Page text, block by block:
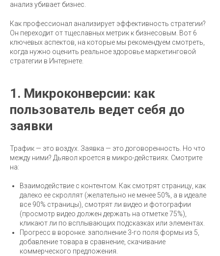
анализ убивает бизнес.
Как профессионал анализирует эффективность стратегии?
Он переходит от тщеславных метрик к бизнесовым. Вот 6
ключевых аспектов, на которые мы рекомендуем смотреть,
когда нужно оценить реальное здоровье маркетинговой
стратегии в Интернете.
1. Микроконверсии: как
пользователь ведет себя до
заявки
Трафик — это воздух. Заявка — это договоренность. Но что
между ними? Дьявол кроется в микро-действиях. Смотрите
на:
Взаимодействие с контентом. Как смотрят страницу, как
далеко ее скроллят (желательно не менее 50%, а в идеале
все 90% страницы), смотрят ли видео и фотографии
(просмотр видео должен держать на отметке 75%),
кликают ли по всплывающих подсказках или элементах.
Прогресс в воронке. заполнение 3-го поля формы из 5,
добавление товара в сравнение, скачивание
коммерческого предложения.